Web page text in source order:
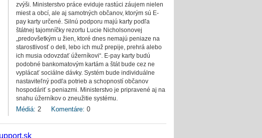
zvýši. Ministerstvo práce eviduje rastúci záujem nielen
miest a obcí, ale aj samotných občanov, ktorým sú E-
pay karty určené. Silnú podporu majú karty podľa
štátnej tajomníčky rezortu Lucie Nicholsonovej
„predovšetkým u žien, ktoré dnes nemajú peniaze na
starostlivosť o deti, lebo ich muž prepije, prehrá alebo
ich musia odovzdať úžerníkovi“. E-pay karty budú
podobné bankomatovým kartám a štát bude cez ne
vyplácať sociálne dávky. Systém bude individuálne
nastaviteľný podľa potrieb a schopností občanov
hospodáriť s peniazmi. Ministerstvo je pripravené aj na
snahu úžerníkov o zneužitie systému.
Médiá: 2 Komentáre: 0